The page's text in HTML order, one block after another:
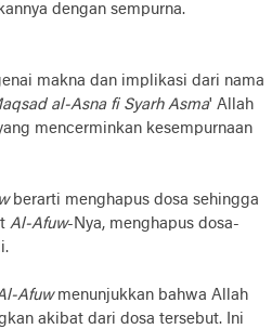
dengan sempurna.
makna dan implikasi dari nama
al-Asna fi Syarh Asma' Allah
mencerminkan kesempurnaan
berarti menghapus dosa sehingga
Al-Afuw-Nya, menghapus dosa-
Afuwmenunjukkan bahwa Allah
akibat dari dosa tersebut. Ini